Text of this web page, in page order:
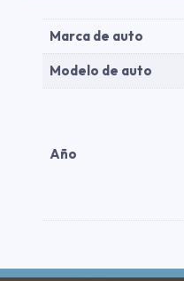
Marca de auto
Modelo de auto
Año